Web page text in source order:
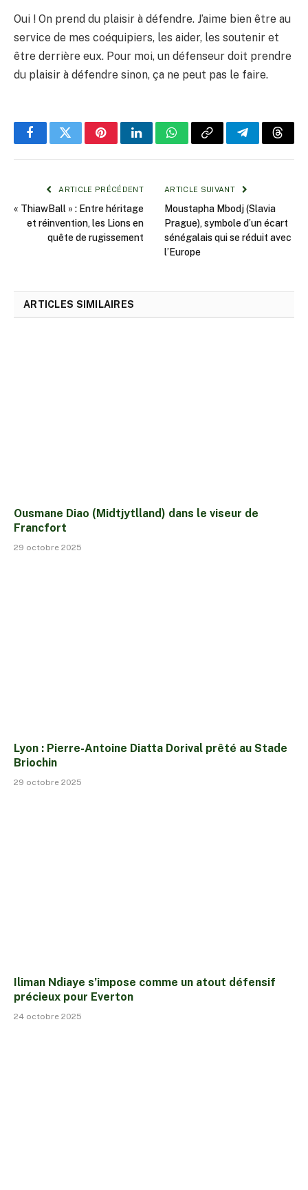
Oui ! On prend du plaisir à défendre. J’aime bien être au
service de mes coéquipiers, les aider, les soutenir et
être derrière eux. Pour moi, un défenseur doit prendre
du plaisir à défendre sinon, ça ne peut pas le faire.
FacebookTwitterPinterestLinkedInWhatsApp
Copy
Telegram
ARTICLE PRÉCÉDENT
« ThiawBall » : Entre héritage
et réinvention, les Lions en
quête de rugissement
ARTICLE SUIVANT
Moustapha Mbodj (Slavia
Prague), symbole d’un écart
sénégalais qui se réduit avec
l’Europe
ARTICLES SIMILAIRES
Ousmane Diao (Midtjytlland) dans le viseur de
Francfort
29 octobre 2025
Lyon : Pierre-Antoine Diatta Dorival prêté au Stade
Briochin
29 octobre 2025
Iliman Ndiaye s’impose comme un atout défensif
précieux pour Everton
24 octobre 2025